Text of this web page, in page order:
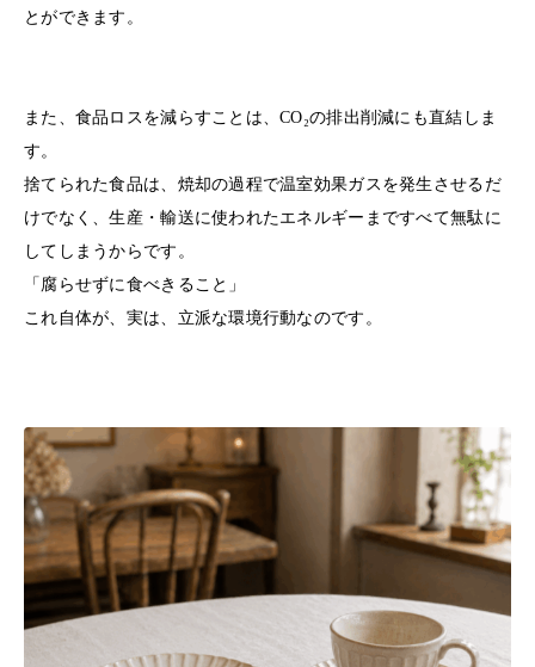
とができます。
また、食品ロスを減らすことは、CO₂の排出削減にも直結しま
す。
捨てられた食品は、焼却の過程で温室効果ガスを発生させるだ
けでなく、生産・輸送に使われたエネルギーまですべて無駄に
してしまうからです。
「腐らせずに食べきること」
これ自体が、実は、立派な環境行動なのです。